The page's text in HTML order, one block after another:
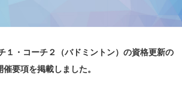
１・コーチ２（バドミントン）の資格更新の
要項を掲載しました。